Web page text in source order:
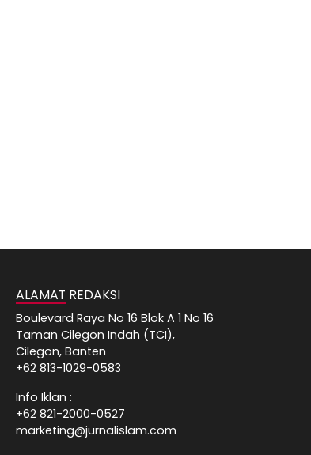
ALAMAT REDAKSI
Boulevard Raya No 16 Blok A 1 No 16
Taman Cilegon Indah (TCI),
Cilegon, Banten
+62 813-1029-0583
Info Iklan :
+62 821-2000-0527
marketing@jurnalislam.com